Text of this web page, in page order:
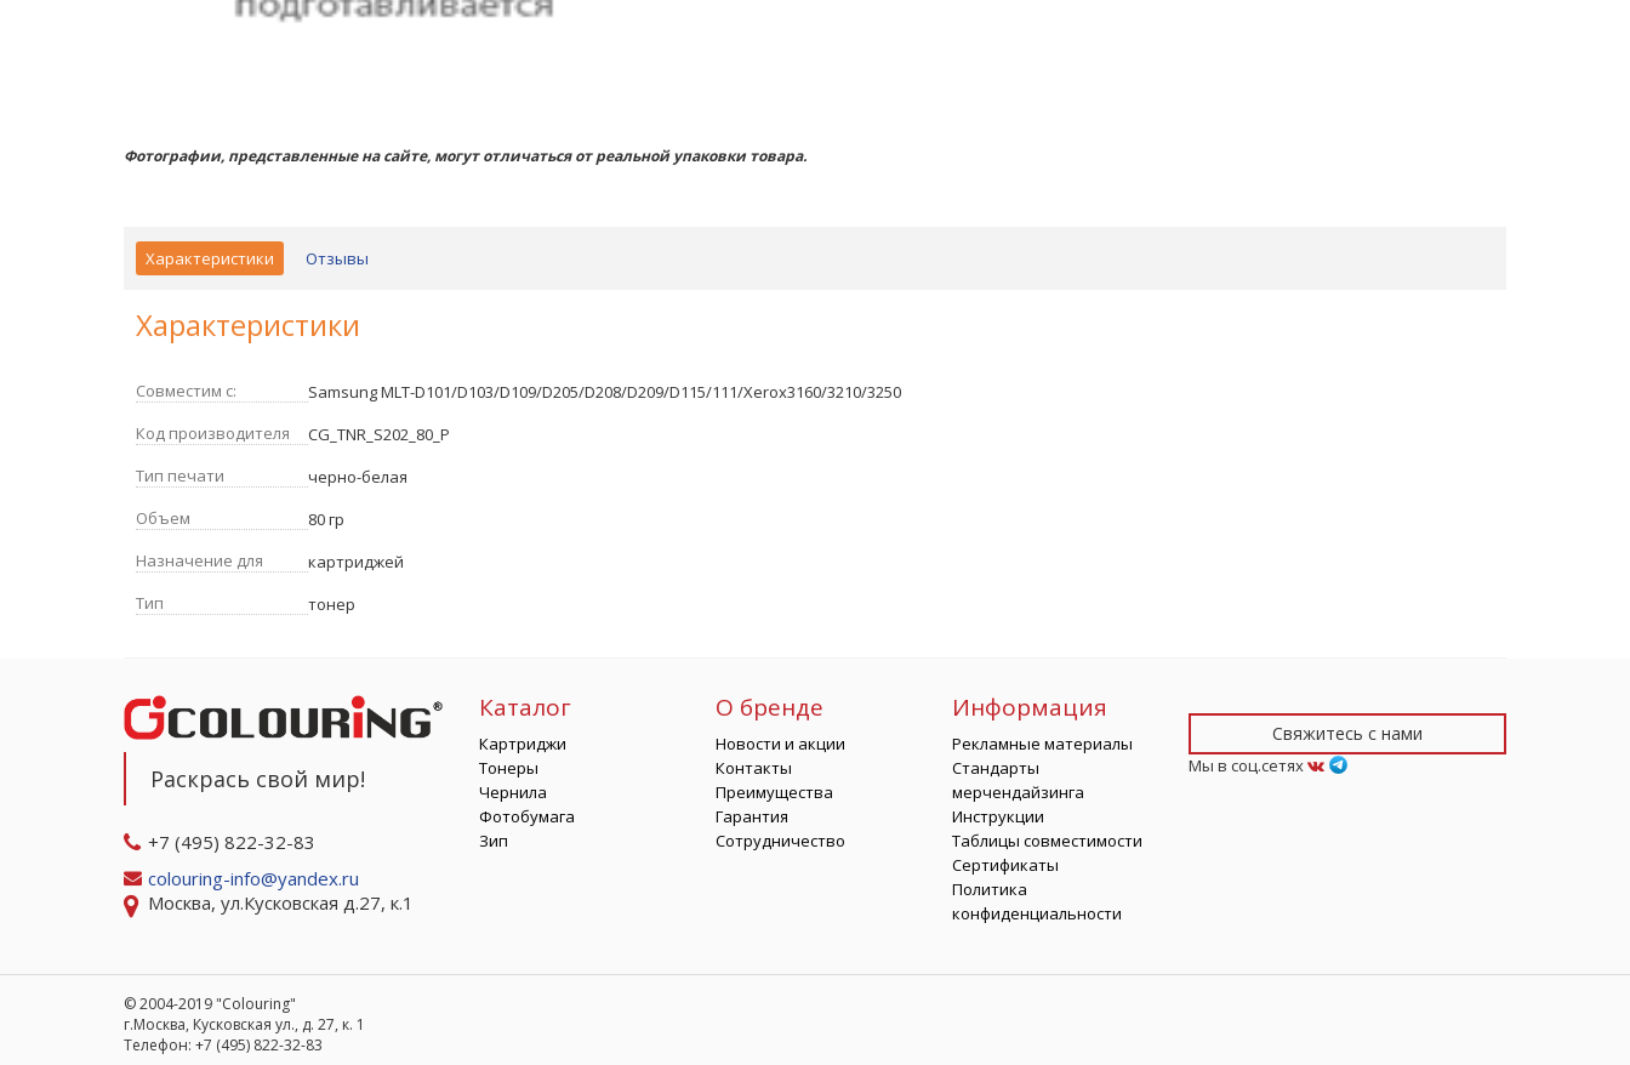
Фотографии, представленные на сайте, могут отличаться от реальной упаковки товара.
Характеристики Отзывы
Характеристики
Совместим с:
Samsung MLT-D101/D103/D109/D205/D208/D209/D115/111/Xerox3160/3210/3250
Код производителя
CG_TNR_S202_80_P
Тип печати
черно-белая
Объем
80 гр
Назначение для
картриджей
Тип
тонер
Раскрась свой мир!
+7 (495) 822-32-83
colouring-info@yandex.ru
Москва, ул.Кусковская д.27, к.1
Каталог
Картриджи
Тонеры
Чернила
Фотобумага
Зип
О бренде
Новости и акции
Контакты
Преимущества
Гарантия
Сотрудничество
Информация
Рекламные материалы
Стандарты
мерчендайзинга
Инструкции
Таблицы совместимости
Сертификаты
Политика
конфиденциальности
Свяжитесь с нами
Мы в соц.сетях
© 2004-2019 "Colouring"
г.Москва, Кусковская ул., д. 27, к. 1
Телефон: +7 (495) 822-32-83